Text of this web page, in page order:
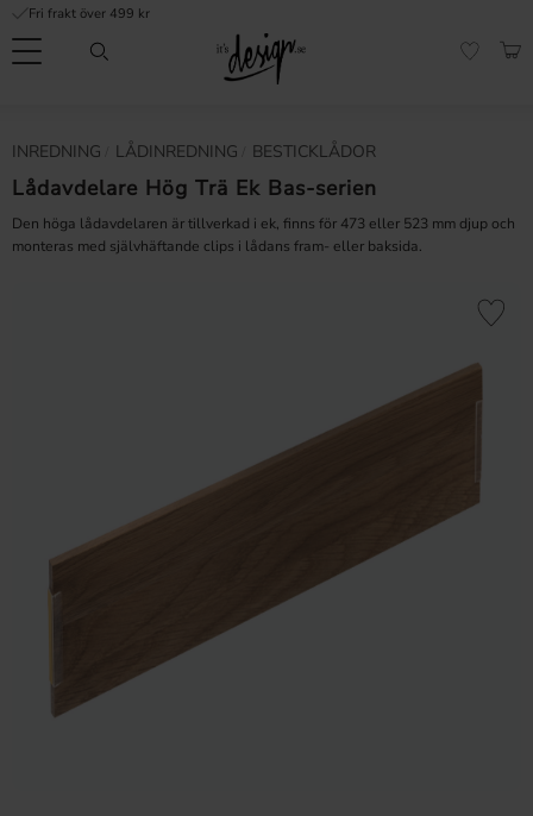
Meny
Fri frakt över 499 kr
INREDNING LÅDINREDNING BESTICKLÅDOR
Lådavdelare Hög Trä Ek Bas-serien
Den höga lådavdelaren är tillverkad i ek, finns för 473 eller 523 mm djup och
monteras med självhäftande clips i lådans fram- eller baksida.
Lägg till
Vanliga frågor
Inspiration & Tips
sidor |
It's
Design